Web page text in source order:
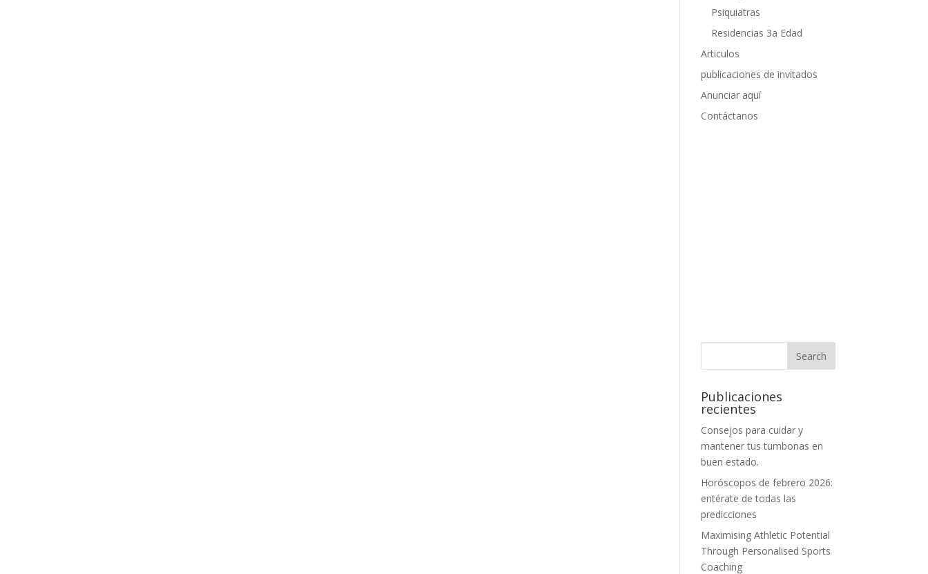
Psiquiatras
Residencias 3a Edad
Articulos
publicaciones de invitados
Anunciar aquí
Contáctanos
Publicaciones
recientes
Consejos para cuidar y
mantener tus tumbonas en
buen estado.
Horóscopos de febrero 2026:
entérate de todas las
predicciones
Maximising Athletic Potential
Through Personalised Sports
Coaching